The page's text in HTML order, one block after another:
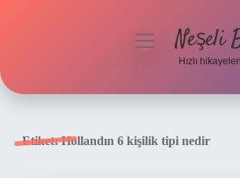
menüyüNeşeli
Hızlı
Etiket:Hollandın 6 kişilik tipi nedir